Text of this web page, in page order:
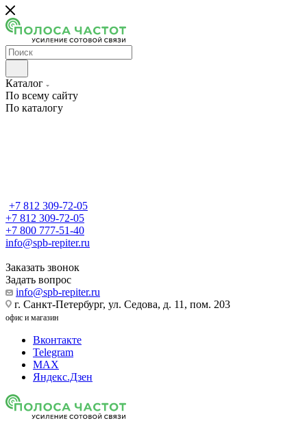
Каталог
По всему сайту
По каталогу
+7 812 309-72-05
+7 812 309-72-05
+7 800 777-51-40
info@spb-repiter.ru
Заказать звонок
Задать вопрос
info@spb-repiter.ru
г. Санкт-Петербург, ул. Седова, д. 11, пом. 203
офис и магазин
Вконтакте
Telegram
MAX
Яндекс.Дзен